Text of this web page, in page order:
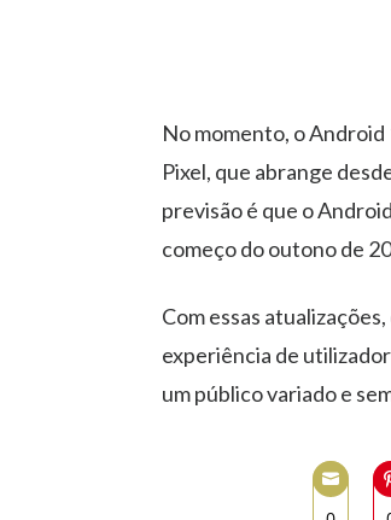
No momento, o
Pixel, que abrange
previsão é que o
começo do outono de
Com essas
experiência de
um público variado e